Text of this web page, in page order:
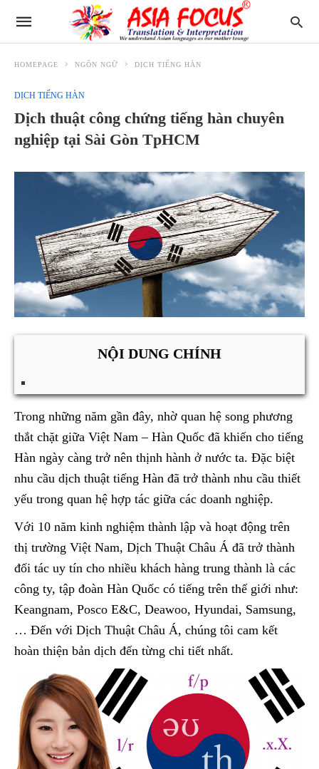
HOMEPAGE NGÔN NGỮ DỊCH TIẾNG HÀN
DỊCH TIẾNG HÀN
Dịch thuật công chứng tiếng hàn chuyên
nghiệp tại Sài Gòn TpHCM
NỘI DUNG CHÍNH
Trong những năm gần đây, nhờ quan hệ song phương
thắt chặt giữa Việt Nam – Hàn Quốc đã khiến cho tiếng
Hàn ngày càng trở nên thịnh hành ở nước ta. Đặc biệt
nhu cầu dịch thuật tiếng Hàn đã trở thành nhu cầu thiết
yếu trong quan hệ hợp tác giữa các doanh nghiệp.
Với 10 năm kinh nghiệm thành lập và hoạt động trên
thị trường Việt Nam, Dịch Thuật Châu Á đã trở thành
đối tác uy tín cho nhiều khách hàng trung thành là các
công ty, tập đoàn Hàn Quốc có tiếng trên thế giới như:
Keangnam, Posco E&C, Deawoo, Hyundai, Samsung,
… Đến với Dịch Thuật Châu Á, chúng tôi cam kết
hoàn thiện bản dịch đến từng chi tiết nhất.